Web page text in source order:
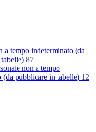
a tempo indeterminato (da
87
non a tempo
(da pubblicare in tabelle) 12